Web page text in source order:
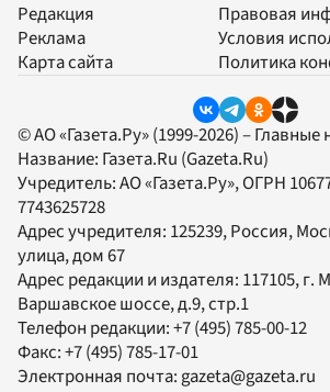
Редакция
Реклама
Карта сайта
Правовая
Условия
Политика
© АО «Газета.Ру» (1999-2026) – Главные
Название: Газета.Ru (Gazeta.Ru)
Учредитель:АО «Газета.Ру», ОГРН
7743625728
Адрес учредителя: 125239, Россия,
улица, дом 67
Адрес редакции и издателя: 117105, г.
Варшавское шоссе, д.9, стр.1
Телефон редакции:+7 (495) 785-00-12
Факс:+7 (495) 785-17-01
Электронная почта:gazeta@gazeta.ru